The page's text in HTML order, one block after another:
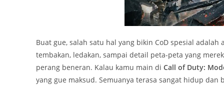
Buat gue, salah satu hal yang bikin CoD spesial
tembakan, ledakan, sampai detail peta-peta yang
perang beneran. Kalau kamu main di Call of Duty:
yang gue maksud. Semuanya terasa sangat hidup